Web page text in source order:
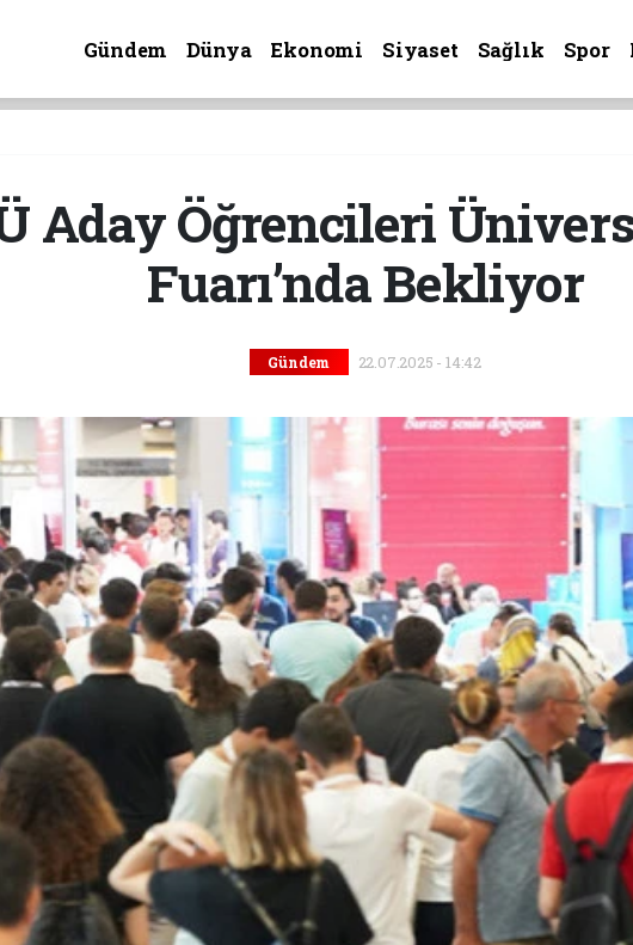
Gündem Dünya Ekonomi Siyaset Sağlık Spor
Aday Öğrencileri
Fuarı’nda Bekliyor
Gündem 22.07.2025 - 14:42